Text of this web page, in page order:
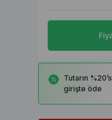
Tutarın
girişte öde